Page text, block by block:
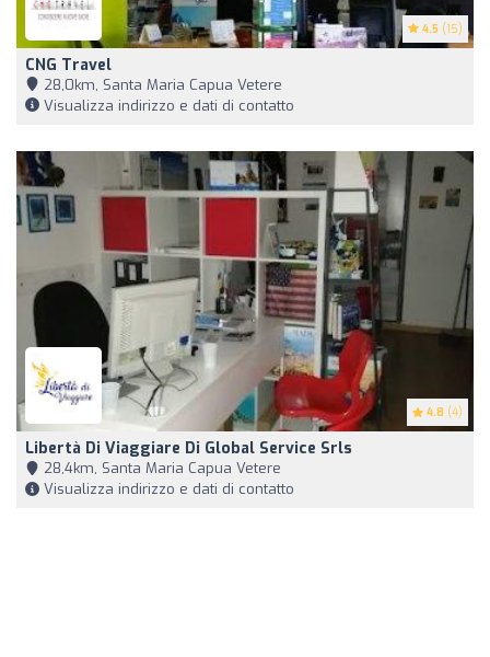
4.5 (15)
CNG Travel
28,0km, Santa Maria Capua Vetere
Visualizza indirizzo e dati di contatto
4.8 (4)
Libertà Di Viaggiare Di Global Service Srls
28,4km, Santa Maria Capua Vetere
Visualizza indirizzo e dati di contatto